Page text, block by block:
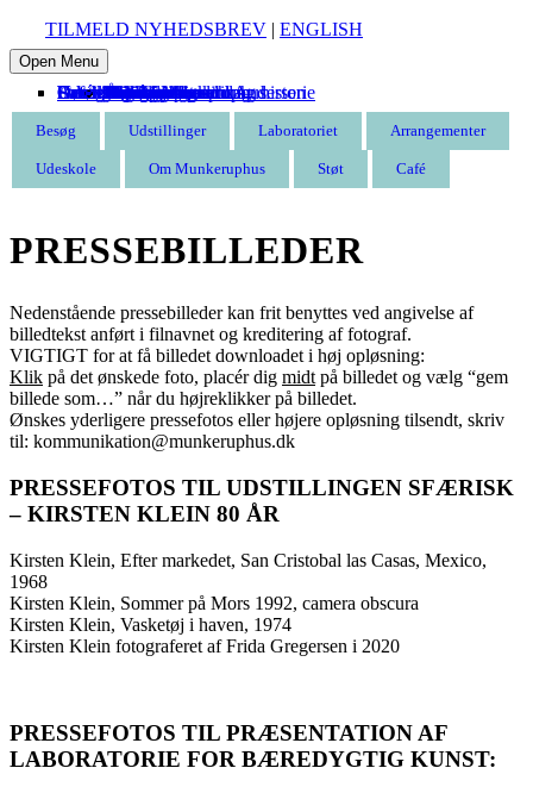
TILMELD NYHEDSBREV | ENGLISH
Open Menu
BesøgEntré
Åbningstider
Find vej
Butik
Omvisning
Udstillinger
Aktuelle
Kommende
Tidligere
Laboratoriet
Arrangementer
Kommende
Tidligere
Udeskole
Om Munkeruphus
Munkeruphus i dag
Husets arkitektur og historie
Gunnar Aagaard Andersen
Have og strand
Leje af Munkeruphus
Organisation
Stillinger
Persondatapolitik
Støt Støt Munkeruphus
Bliv kunstven
Bliv frivillig
Bliv sponsor
Tak til
Café
Besøg Udstillinger Laboratoriet Arrangementer
Udeskole Om Munkeruphus Støt Café
PRESSEBILLEDER
Nedenstående pressebilleder kan frit benyttes ved angivelse af
billedtekst anført i filnavnet og kreditering af fotograf.
VIGTIGT for at få billedet downloadet i høj opløsning:
Klik på det ønskede foto, placér dig midtpå billedet og vælg “gem
billede som…” når du højreklikker på billedet.
Ønskes yderligere pressefotos eller højere opløsning tilsendt, skriv
til: kommunikation@munkeruphus.dk
PRESSEFOTOS TIL UDSTILLINGEN SFÆRISK
– KIRSTEN KLEIN 80 ÅR
Kirsten Klein, Efter markedet, San Cristobal las Casas, Mexico,
1968
Kirsten Klein, Sommer på Mors 1992, camera obscura
Kirsten Klein, Vasketøj i haven, 1974
Kirsten Klein fotograferet af Frida Gregersen i 2020
PRESSEFOTOS TIL PRÆSENTATION AF
LABORATORIE FOR BÆREDYGTIG KUNST: